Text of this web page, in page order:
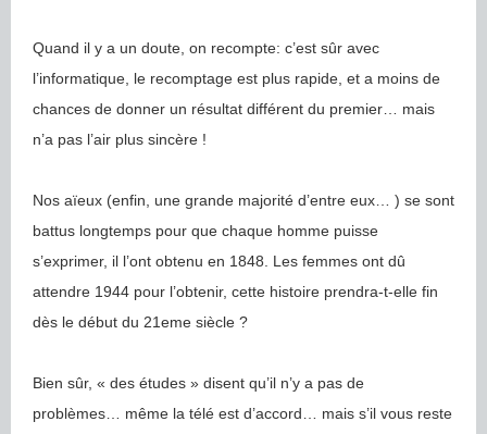
Quand il y a un doute, on recompte: c’est sûr avec
l’informatique, le recomptage est plus rapide, et a moins de
chances de donner un résultat différent du premier… mais
n’a pas l’air plus sincère !
Nos aïeux (enfin, une grande majorité d’entre eux… ) se sont
battus longtemps pour que chaque homme puisse
s’exprimer, il l’ont obtenu en 1848. Les femmes ont dû
attendre 1944 pour l’obtenir, cette histoire prendra-t-elle fin
dès le début du 21eme siècle ?
Bien sûr, « des études » disent qu’il n’y a pas de
problèmes… même la télé est d’accord… mais s’il vous reste